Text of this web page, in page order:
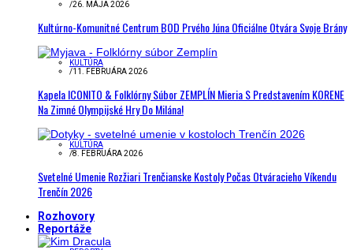
/26. MÁJA 2026
Kultúrno-Komunitné Centrum BOD Prvého Júna Oficiálne Otvára Svoje Brány
KULTÚRA
/11. FEBRUÁRA 2026
Kapela ICONITO & Folklórny Súbor ZEMPLÍN Mieria S Predstavením KORENE
Na Zimné Olympijské Hry Do Milána!
KULTÚRA
/8. FEBRUÁRA 2026
Svetelné Umenie Rozžiari Trenčianske Kostoly Počas Otváracieho Víkendu
Trenčín 2026
Rozhovory
Reportáže